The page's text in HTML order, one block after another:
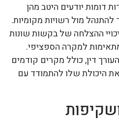
דומות יודעים היטב מהן
מול רשויות מקומיות.
ההצלחה של בקשות שונות
למקרה הספציפי.
דין, כולל מקרים קודמים
היכולת שלו להתמודד עם